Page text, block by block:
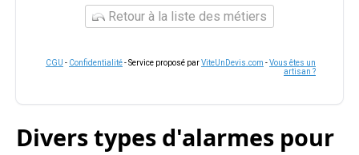
Retour à la liste des métiers
CGU - Confidentialité- Service proposé parViteUnDevis.com -Vous êtes un
artisan ?
Divers types d'alarmes pour